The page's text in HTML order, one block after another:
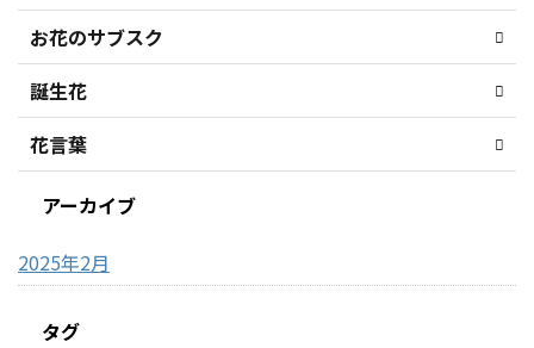
お花のサブスク
誕生花
花言葉
アーカイブ
2025年2月
タグ